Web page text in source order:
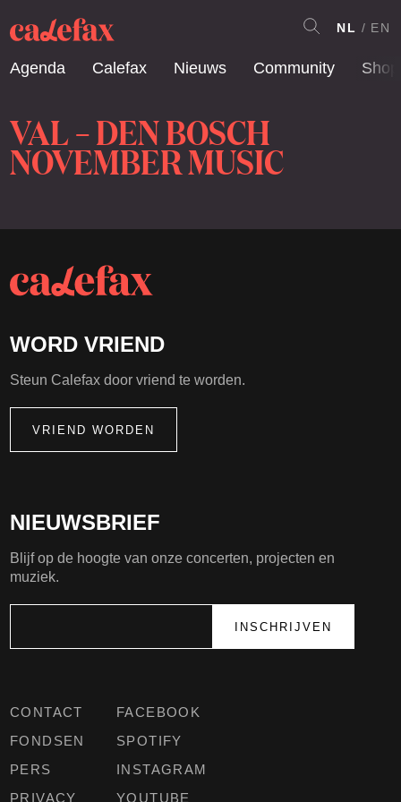
Agenda Calefax Nieuws Community Shop
NL EN
VAL – DEN BOSCH
NOVEMBER MUSIC
CONTACT
FONDSEN
PERS
PRIVACY
FACEBOOK
SPOTIFY
INSTAGRAM
YOUTUBE
NIEUWSBRIEF
Blijf op de hoogte van onze concerten, projecten en
muziek.
WORD VRIEND
Steun Calefax door vriend te worden.
VRIEND WORDEN